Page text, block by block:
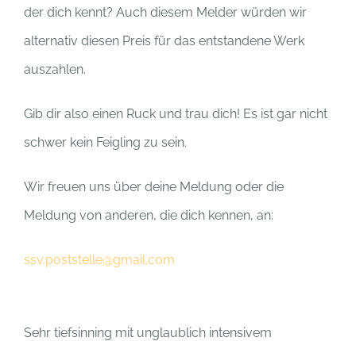
der dich kennt? Auch diesem Melder würden wir
alternativ diesen Preis für das entstandene Werk
auszahlen.
Gib dir also einen Ruck und trau dich! Es ist gar nicht
schwer kein Feigling zu sein.
Wir freuen uns über deine Meldung oder die
Meldung von anderen, die dich kennen, an:
ssv.poststelle@gmail.com
Sehr tiefsinning mit unglaublich intensivem